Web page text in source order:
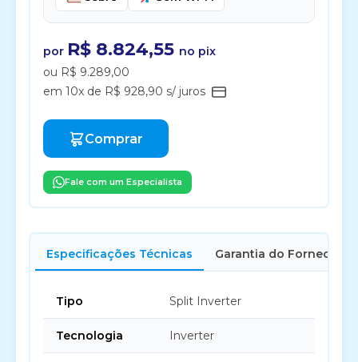
por R$ 8.824,55 no pix
ou R$ 9.289,00
em 10x de R$ 928,90 s/ juros
Comprar
Fale com um Especialista
Especificações Técnicas Garantia do Fornecedor
Tipo Split Inverter
Tecnologia Inverter